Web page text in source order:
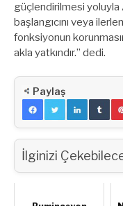
güçlendirilmesi yoluyla
başlangıcını veya
fonksiyonun
akla yatkındır.” dedi.
Paylaş
İlginizi